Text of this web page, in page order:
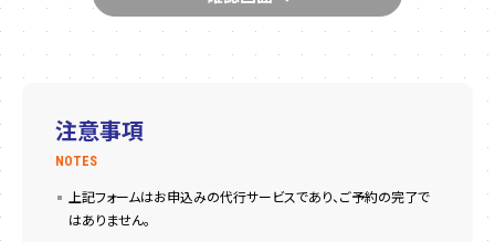
注意事項
NOTES
上記フォームはお申込みの代行サービスであり、ご予約の完了で
はありません。